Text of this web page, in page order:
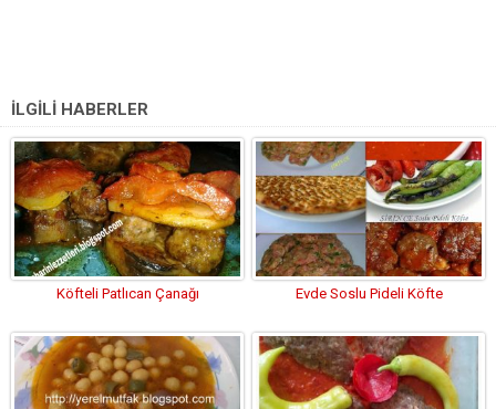
İLGİLİ HABERLER
Köfteli Patlıcan Çanağı Evde Soslu Pideli Köfte